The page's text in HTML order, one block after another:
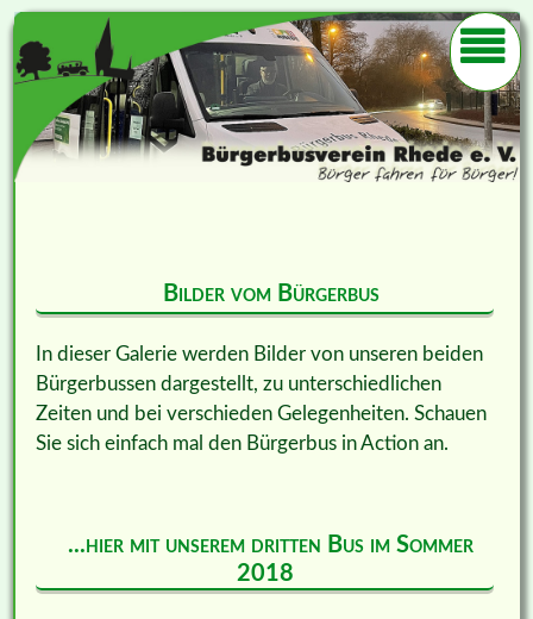
Bilder vom Bürgerbus
In dieser Galerie werden Bilder von unseren beiden
Bürgerbussen dargestellt, zu unterschiedlichen
Zeiten und bei verschieden Gelegenheiten. Schauen
Sie sich einfach mal den Bürgerbus in Action an.
...hier mit unserem dritten Bus im Sommer
2018